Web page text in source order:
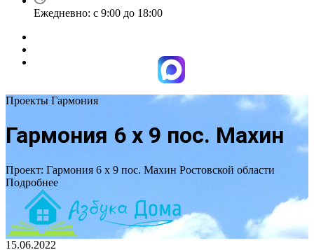
Ежедневно: с 9:00 до 18:00
Проекты Гармония
Гармония 6 х 9 пос. Махин
Проект: Гармония 6 х 9 пос. Махин Ростовской области
Подробнее
15.06.2022